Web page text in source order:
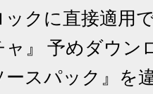
クに直接適用
ャ』 予めダウン
ースパック』を